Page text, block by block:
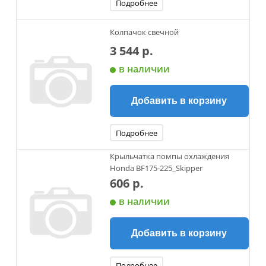
Подробнее
Колпачок свечной
3 544 р.
в наличии
Добавить в корзину
Подробнее
Крыльчатка помпы охлаждения
Honda BF175-225_Skipper
606 р.
в наличии
Добавить в корзину